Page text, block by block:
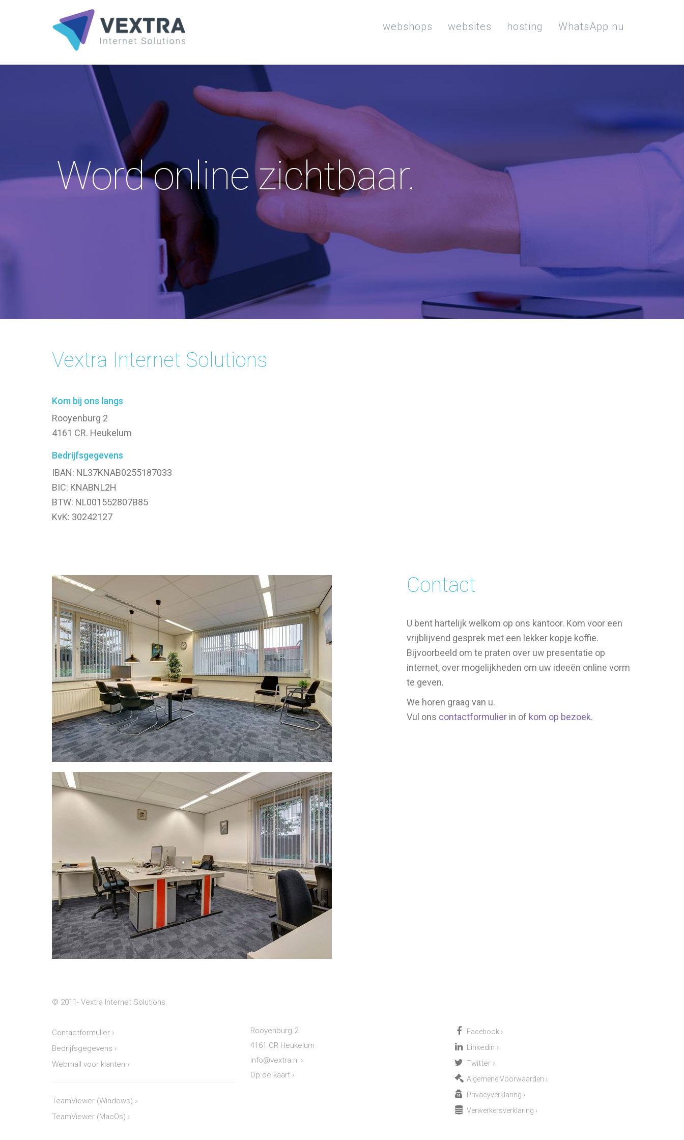
webshops websites hosting WhatsApp nu
Word online zichtbaar.
Vextra Internet Solutions
Kom bij ons langs
Rooyenburg 2
4161 CR. Heukelum
Bedrijfsgegevens
IBAN: NL37KNAB0255187033
BIC: KNABNL2H
BTW: NL001552807B85
KvK: 30242127
Contact
U bent hartelijk welkom op ons kantoor. Kom voor een
vrijblijvend gesprek met een lekker kopje koffie.
Bijvoorbeeld om te praten over uw presentatie op
internet, over mogelijkheden om uw ideeën online vorm
te geven.
We horen graag van u.
Vul ons contactformulier in of kom op bezoek.
© 2011- Vextra Internet Solutions
Contactformulier ›
Bedrijfsgegevens ›
Webmail voor klanten ›
TeamViewer (Windows) ›
TeamViewer (MacOs) ›
Rooyenburg 2
4161 CR Heukelum
info@vextra.nl ›
Op de kaart ›
Facebook ›
Linkedin ›
Twitter ›
Algemene Voorwaarden ›
Privacyverklaring ›
Verwerkersverklaring ›